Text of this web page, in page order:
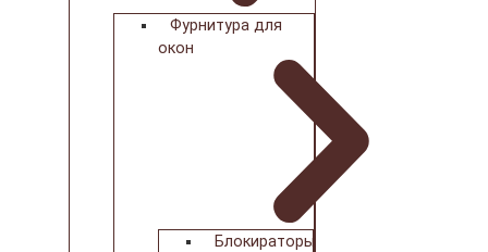
Фурнитура для
окон
Блокираторы